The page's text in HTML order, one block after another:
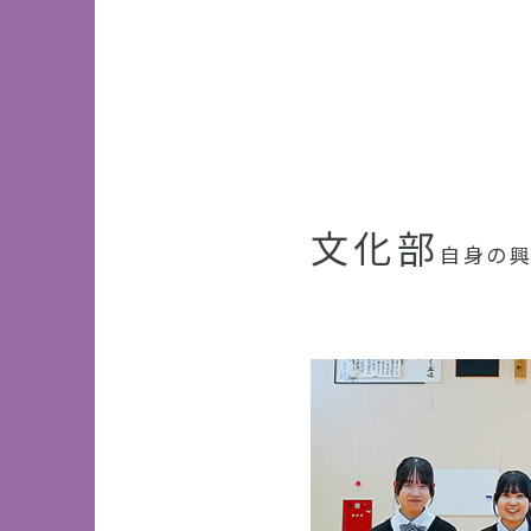
文化部 自身の